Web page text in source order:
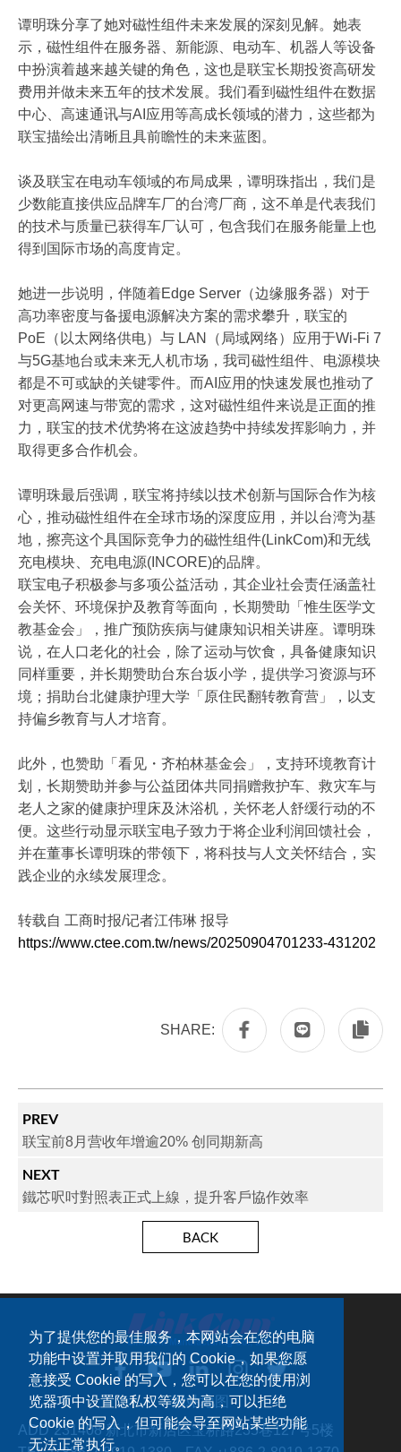
为了提供您的最佳服务，本网站会在您的电脑
功能中设置并取用我们的 Cookie，如果您愿
意接受 Cookie 的写入，您可以在您的使用浏
览器项中设置隐私权等级为高，可以拒绝
Cookie 的写入，但可能会导至网站某些功能
无法正常执行。
谭明珠分享了她对磁性组件未来发展的深刻见解。她表
示，磁性组件在服务器、新能源、电动车、机器人等设备
中扮演着越来越关键的角色，这也是联宝长期投资高研发
费用并做未来五年的技术发展。我们看到磁性组件在数据
中心、高速通讯与AI应用等高成长领域的潜力，这些都为
联宝描绘出清晰且具前瞻性的未来蓝图。
谈及联宝在电动车领域的布局成果，谭明珠指出，我们是
少数能直接供应品牌车厂的台湾厂商，这不单是代表我们
的技术与质量已获得车厂认可，包含我们在服务能量上也
得到国际市场的高度肯定。
她进一步说明，伴随着Edge Server（边缘服务器）对于
高功率密度与备援电源解决方案的需求攀升，联宝的
PoE（以太网络供电）与 LAN（局域网络）应用于Wi-Fi 7
与5G基地台或未来无人机市场，我司磁性组件、电源模块
都是不可或缺的关键零件。而AI应用的快速发展也推动了
对更高网速与带宽的需求，这对磁性组件来说是正面的推
力，联宝的技术优势将在这波趋势中持续发挥影响力，并
取得更多合作机会。
谭明珠最后强调，联宝将持续以技术创新与国际合作为核
心，推动磁性组件在全球市场的深度应用，并以台湾为基
地，擦亮这个具国际竞争力的磁性组件(LinkCom)和无线
充电模块、充电电源(INCORE)的品牌。
联宝电子积极参与多项公益活动，其企业社会责任涵盖社
会关怀、环境保护及教育等面向，长期赞助「惟生医学文
教基金会」，推广预防疾病与健康知识相关讲座。谭明珠
说，在人口老化的社会，除了运动与饮食，具备健康知识
同样重要，并长期赞助台东台坂小学，提供学习资源与环
境；捐助台北健康护理大学「原住民翻转教育营」，以支
持偏乡教育与人才培育。
此外，也赞助「看见・齐柏林基金会」，支持环境教育计
划，长期赞助并参与公益团体共同捐赠救护车、救灾车与
老人之家的健康护理床及沐浴机，关怀老人舒缓行动的不
便。这些行动显示联宝电子致力于将企业利润回馈社会，
并在董事长谭明珠的带领下，将科技与人文关怀结合，实
践企业的永续发展理念。
转载自 工商时报/记者江伟琳 报导
https://www.ctee.com.tw/news/20250904701233-431202
SHARE:
PREV
联宝前8月营收年增逾20% 创同期新高
NEXT
鐵芯呎吋對照表正式上線，提升客戶協作效率
BACK
网站地图
ADD：231408 新北市新店区宝桥路235巷127号5楼